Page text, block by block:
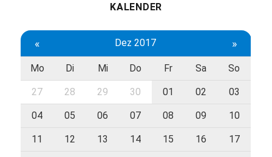
KALENDER
« Dez 2017 »
Mo Di Mi Do Fr Sa So
27 28 29 30 01 02 03
04 05 06 07 08 09 10
11 12 13 14 15 16 17